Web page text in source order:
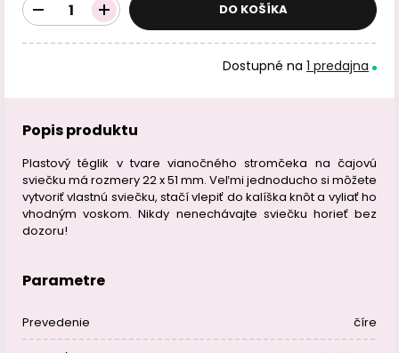
DO KOŠÍKA
Dostupné na 1 predajna
Popis produktu
Plastový téglik v tvare vianočného stromčeka na čajovú
sviečku má rozmery 22 x 51 mm. Veľmi jednoducho si môžete
vytvoriť vlastnú sviečku, stačí vlepiť do kalíška knôt a vyliať ho
vhodným voskom. Nikdy nenechávajte sviečku horieť bez
dozoru!
Parametre
Prevedenie číre